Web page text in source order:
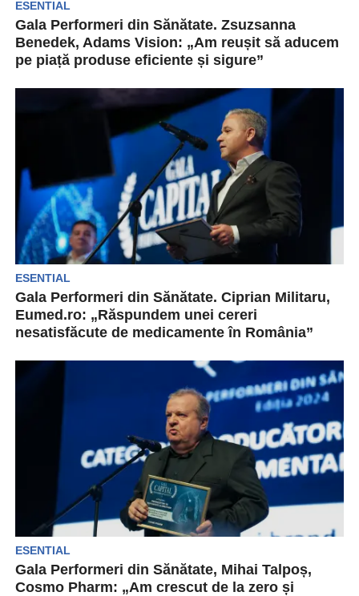
ESENTIAL
Gala Performeri din Sănătate. Zsuzsanna
Benedek, Adams Vision: „Am reușit să aducem
pe piață produse eficiente și sigure”
muncă și eforturi continue una dintre...
ESENTIAL
Gala Performeri din Sănătate. Ciprian Militaru,
Eumed.ro: „Răspundem unei cereri
nesatisfăcute de medicamente în România”
doctori, clinici și spitale, farmacia online
ESENTIAL
Gala Performeri din Sănătate, Mihai Talpoș,
Cosmo Pharm: „Am crescut de la zero și